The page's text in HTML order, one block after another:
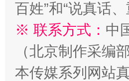
站台名比不上好声名
百姓”和“说真话
※ 联系方式： 中
（北京制作采编部
本传媒系列网站